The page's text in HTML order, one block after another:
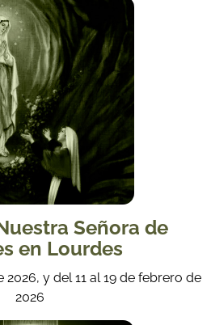
Señora de
en Lourdes
2026, y del 11 al 19 de febrero de
2026